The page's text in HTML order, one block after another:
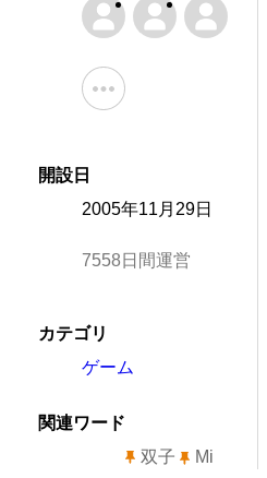
開設日
2005年11月29日
7558日間運営
カテゴリ
ゲーム
関連ワード
双子
Mi